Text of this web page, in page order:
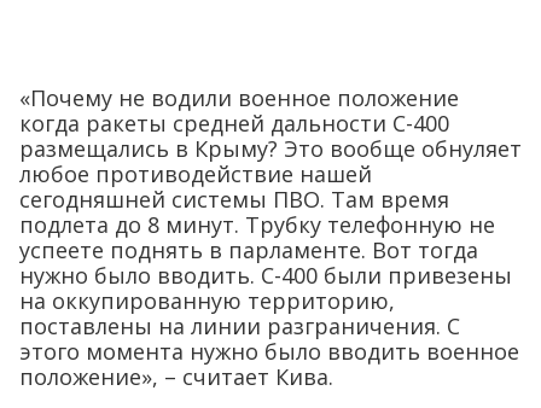
«Почему не водили военное положение
когда ракеты средней дальности С-400
размещались в Крыму? Это вообще обнуляет
любое противодействие нашей
сегодняшней системы ПВО. Там время
подлета до 8 минут. Трубку телефонную не
успеете поднять в парламенте. Вот тогда
нужно было вводить. С-400 были привезены
на оккупированную территорию,
поставлены на линии разграничения. С
этого момента нужно было вводить военное
положение», – считает Кива.